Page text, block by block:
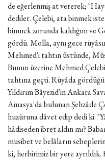
de eğerlenmiş at vererek;
dediler. Çelebi, ata binmek
binmek zorunda kaldığını
gördü. Molla, aynı gece
Mehmed'i tahtın üstünde,
Bunun üzerine Mehmed
tahtına geçti. Rüyâda
Yıldırım Bâyezid'in Ankara
Amasya'da bulunan Şehzâde
huzûruna dâvet edip dedi ki:
hâdiseden ibret aldın mı?
musibet ve belâların
ki, herbirimiz bir yere